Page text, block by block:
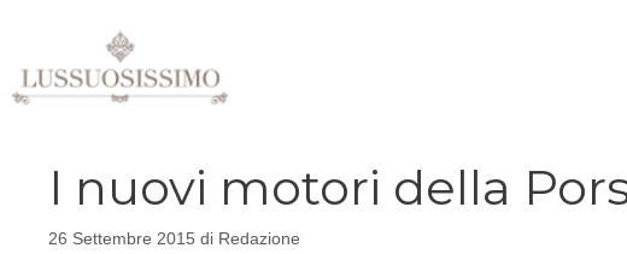
contenuto
I nuovi motori della
26 Settembre 2015 di Redazione